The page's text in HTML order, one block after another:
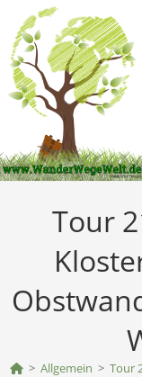
Inhalt
springen
Tour
> Allgemein > Tour